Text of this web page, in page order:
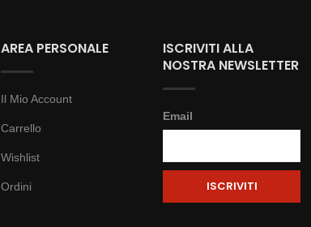
AREA PERSONALE
Il Mio Account
Carrello
Wishlist
Ordini
ISCRIVITI ALLA
NOSTRA NEWSLETTER
Email